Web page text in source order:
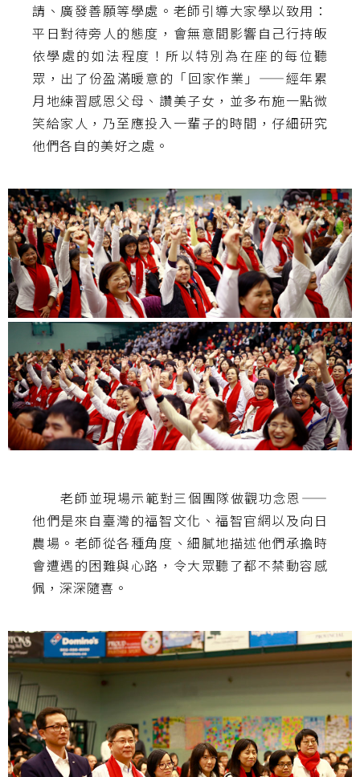
請、廣發善願等學處。老師引導大家學以致用：
平日對待旁人的態度，會無意間影響自己行持皈
依學處的如法程度！所以特別為在座的每位聽
眾，出了份盈滿暖意的「回家作業」——經年累
月地練習感恩父母、讚美子女，並多布施一點微
笑給家人，乃至應投入一輩子的時間，仔細研究
他們各自的美好之處。
老師並現場示範對三個團隊做觀功念恩——
他們是來自臺灣的福智文化、福智官網以及向日
農場。老師從各種角度、細膩地描述他們承擔時
會遭遇的困難與心路，令大眾聽了都不禁動容感
佩，深深隨喜。